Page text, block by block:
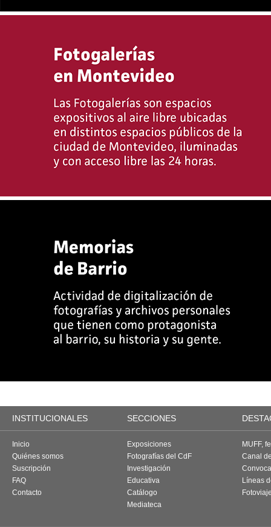
INSTITUCIONALES SECCIONES
Inicio
Quiénes somos
Suscripción
FAQ
Contacto
Exposiciones
Fotografías del CdF
Investigación
Educativa
Catálogo
Mediateca
MUFF,
Canal
Líneas